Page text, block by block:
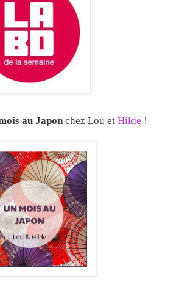
au Japon chez Lou et Hilde !